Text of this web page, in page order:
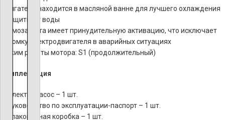
Двигатель находится в масляной ванне для лучшего охлаждения
и защиты от воды
Термозащита имеет принудительную активацию, что исключает
поломку электродвигателя в аварийных ситуациях
Режим работы мотора: S1 (продолжительный)
Комплектация
1. Электронасос – 1 шт.
2. Руководство по эксплуатации-паспорт – 1 шт.
3. Упаковочная коробка – 1 шт.